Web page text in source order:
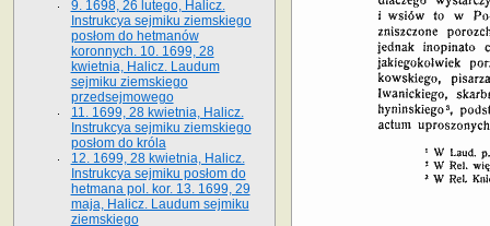
9. 1698, 26 lutego, Halicz.
Instrukcya sejmiku ziemskiego
posłom do hetmanów
koronnych. 10. 1699, 28
kwietnia, Halicz. Laudum
sejmiku ziemskiego
przedsejmowego
11. 1699, 28 kwietnia, Halicz.
Instrukcya sejmiku ziemskiego
posłom do króla
12. 1699, 28 kwietnia, Halicz.
Instrukcya sejmiku posłom do
hetmana pol. kor. 13. 1699, 29
maja, Halicz. Laudum sejmiku
ziemskiego